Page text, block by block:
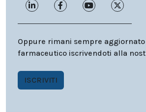
Oppure rimani sempre
farmaceutico iscrivendoti alla
ISCRIVITI